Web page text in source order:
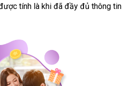
tính là khi đã đầy đủ thông tin